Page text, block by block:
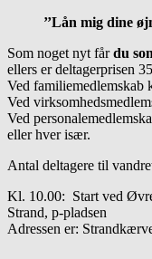
’’Lån mig dine
Som noget nyt fårdu
ellers er deltagerprisen
Ved familiemedlemskab
Ved
Ved
eller hver især.
Antal deltagere til
Kl. 10.00: Start ved
Strand, p-pladsen
Adressen er: